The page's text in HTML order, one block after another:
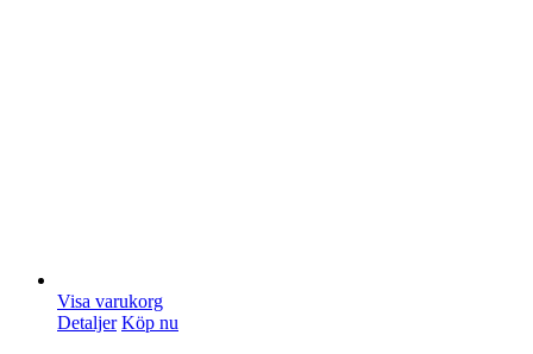
Visa varukorg
Detaljer Köp nu